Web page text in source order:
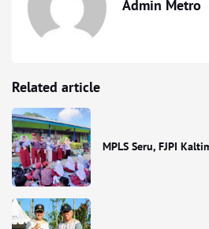
Admin Metro
Related article
MPLS Seru, FJPI